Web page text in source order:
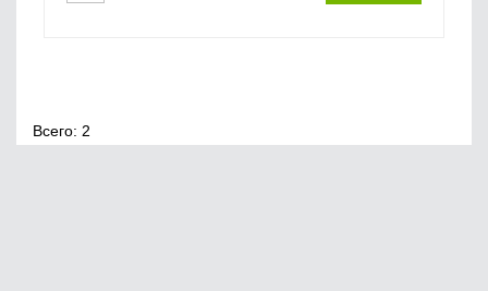
Всего: 2